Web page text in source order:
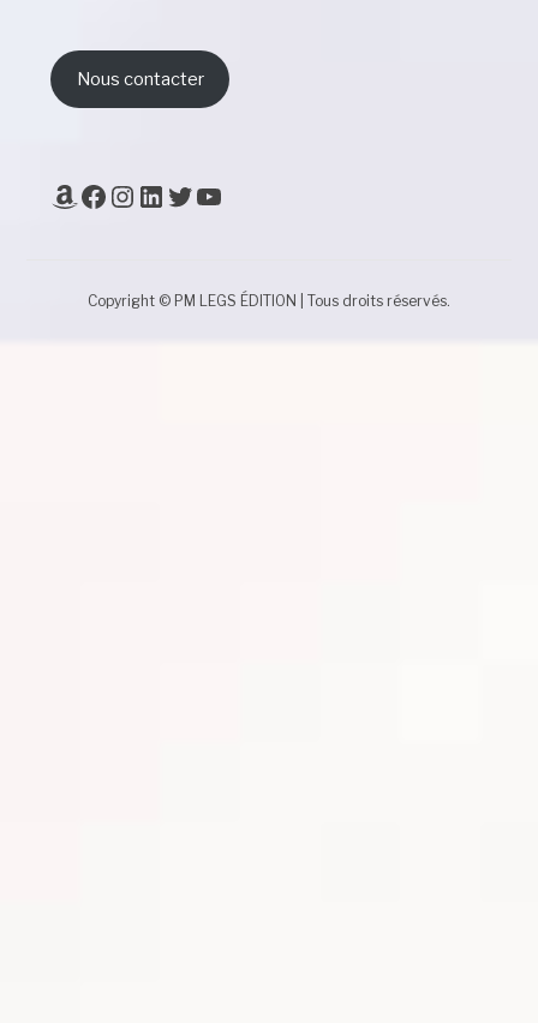
Nous contacter
Amazon
Facebook
Copyright © PM LEGS ÉDITION | Tous droits réservés.